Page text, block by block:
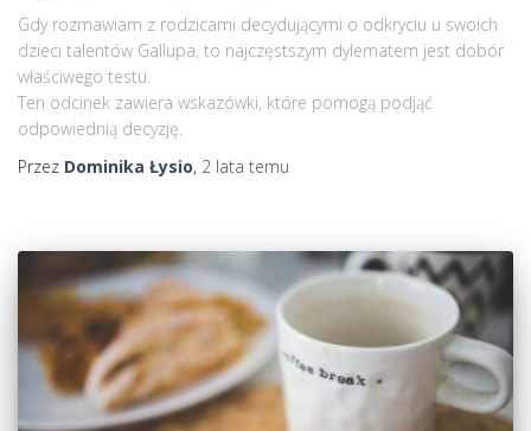
Gdy rozmawiam z rodzicami decydującymi o odkryciu u swoich
dzieci talentów Gallupa, to najczęstszym dylematem jest dobór
właściwego testu.
Ten odcinek zawiera wskazówki, które pomogą podjąć
odpowiednią decyzję.
Przez Dominika Łysio, 2 lata temu